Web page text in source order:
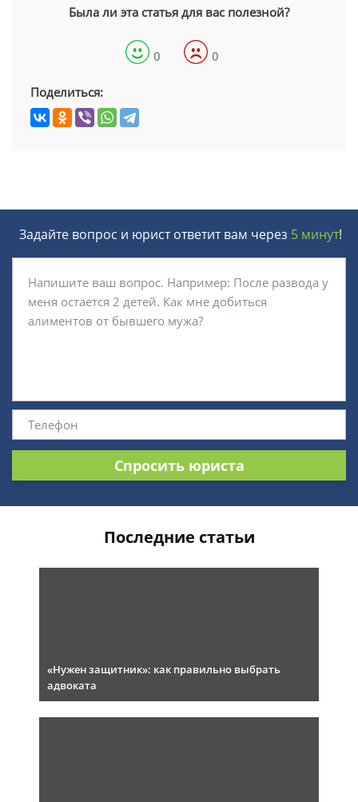
Была ли эта статья для вас полезной?
0 0
Поделиться:
Задайте вопрос и юрист ответит вам через 5 минут!
Спросить юриста
Последние статьи
«Нужен защитник»: как правильно выбрать
адвоката